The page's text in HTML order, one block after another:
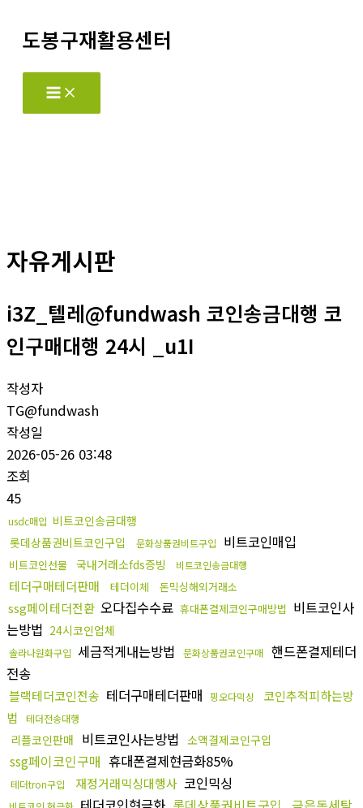
도봉구재활용센터
Main
Menu
자유게시판
i3Z_텔레@fundwash 코인송금대행 코
인구매대행 24시 _u1I
작성자
TG@fundwash
작성일
2026-05-26 03:48
조회
45
usdc매입 비트코인송금대행
롯데상품권비트코인구입
문화상품권비트구입 비트코인매입
비트코인선물 국내거래소fds증빙 비트코인송금대행
테더구매테더판매 테더이체 돈믹싱해외거래소
ssg페이테더전환 오다집수수료 휴대폰결제코인구매방법 비트코인사
는방법 24시코인업체
솔라나원화구입 세금적게내는방법 문화상품권코인구매 핸드폰결제테더
전송
블랙테더코인전송 테더구매테더판매 핑오다믹싱
코인추적피하는방
법
테더전송대행
리플코인판매 비트코인사는방법 소액결제코인구입
ssg페이코인구매 휴대폰결제현금화85%
테더tron구입 재정거래믹싱대행사 코인믹싱